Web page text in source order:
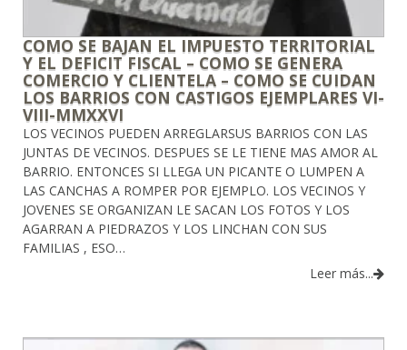
COMO SE BAJAN EL IMPUESTO TERRITORIAL
Y EL DEFICIT FISCAL – COMO SE GENERA
COMERCIO Y CLIENTELA – COMO SE CUIDAN
LOS BARRIOS CON CASTIGOS EJEMPLARES VI-
VIII-MMXXVI
LOS VECINOS PUEDEN ARREGLARSUS BARRIOS CON LAS
JUNTAS DE VECINOS. DESPUES SE LE TIENE MAS AMOR AL
BARRIO. ENTONCES SI LLEGA UN PICANTE O LUMPEN A
LAS CANCHAS A ROMPER POR EJEMPLO. LOS VECINOS Y
JOVENES SE ORGANIZAN LE SACAN LOS FOTOS Y LOS
AGARRAN A PIEDRAZOS Y LOS LINCHAN CON SUS
FAMILIAS , ESO…
Leer más...